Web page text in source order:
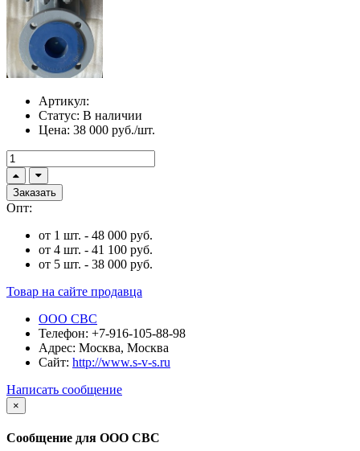
Артикул:
Статус: В наличии
Цена: 38 000 руб./шт.
Заказать
Опт:
от 1 шт. - 48 000 руб.
от 4 шт. - 41 100 руб.
от 5 шт. - 38 000 руб.
Товар на сайте продавца
ООО СВС
Телефон: +7-916-105-88-98
Адрес: Москва, Москва
Сайт: http://www.s-v-s.ru
Написать сообщение
×
Сообщение для ООО СВС